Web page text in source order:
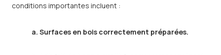
conditions importantes incluent :
a. Surfaces en bois correctement préparées.